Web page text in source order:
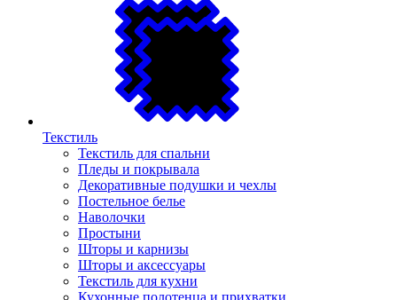
Текстиль
Текстиль для спальни
Пледы и покрывала
Декоративные подушки и чехлы
Постельное белье
Наволочки
Простыни
Шторы и карнизы
Шторы и аксессуары
Текстиль для кухни
Кухонные полотенца и прихватки